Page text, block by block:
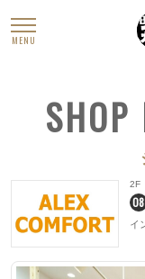
MENU
SHOP
2F
08
イ